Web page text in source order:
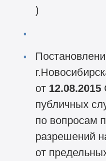
)
от 12.08.2015
публичных
по вопросам
разрешений
от